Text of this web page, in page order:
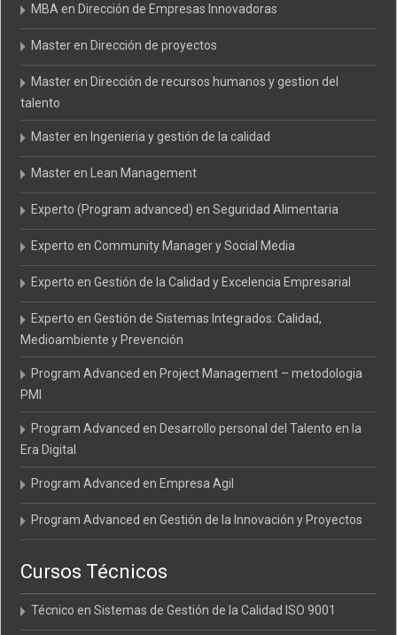
MBA en Dirección de Empresas Innovadoras
Master en Dirección de proyectos
Master en Dirección de recursos humanos y gestion del
talento
Master en Ingenieria y gestión de la calidad
Master en Lean Management
Experto (Program advanced) en Seguridad Alimentaria
Experto en Community Manager y Social Media
Experto en Gestión de la Calidad y Excelencia Empresarial
Experto en Gestión de Sistemas Integrados: Calidad,
Medioambiente y Prevención
Program Advanced en Project Management – metodologia
PMI
Program Advanced en Desarrollo personal del Talento en la
Era Digital
Program Advanced en Empresa Agil
Program Advanced en Gestión de la Innovación y Proyectos
Cursos Técnicos
Técnico en Sistemas de Gestión de la Calidad ISO 9001